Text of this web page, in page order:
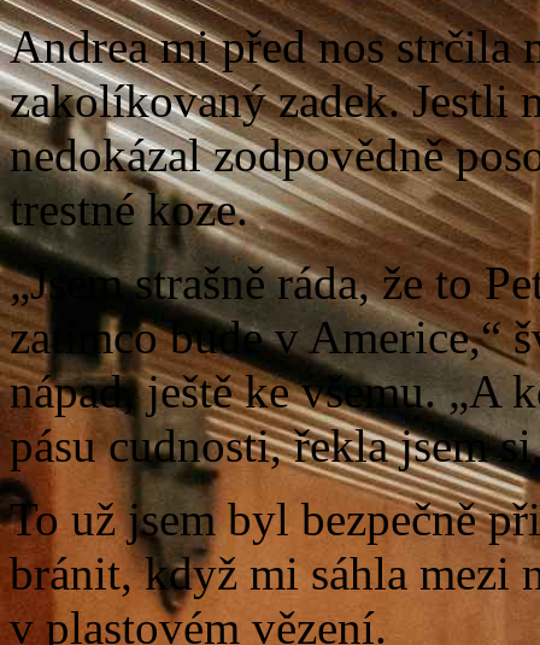
Andrea mi před nos strčila
zakolíkovaný zadek. Jestli
nedokázal zodpovědně
trestné koze.
„Jsem strašně ráda, že to
zatímco bude v Americe,“
nápad, ještě ke všemu. „A
pásu cudnosti, řekla jsem
To už jsem byl bezpečně
bránit, když mi sáhla mezi
v plastovém vězení.